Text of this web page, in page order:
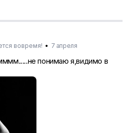
вовремя! • 7 апреля
понимаю я,видимо в